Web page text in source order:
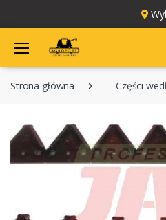
Strona główna Części